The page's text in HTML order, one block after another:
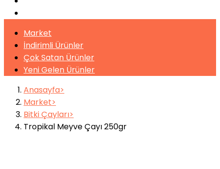
Market
İndirimli Ürünler
Çok Satan Ürünler
Yeni Gelen Ürünler
Anasayfa
Market
Bitki Çayları
Tropikal Meyve Çayı 250gr